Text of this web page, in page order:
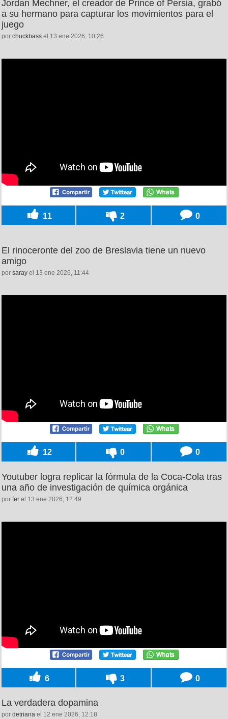
Jordan Mechner, el creador de Prince of Persia, grabó
a su hermano para capturar los movimientos para el
juego
por chuckbass el 13 ene 2026, 10:26
11 2 0
El rinoceronte del zoo de Breslavia tiene un nuevo
amigo
por saray el 13 ene 2026, 11:44
12 0 0
Youtuber logra replicar la fórmula de la Coca-Cola tras
una año de investigación de química orgánica
por fer el 13 ene 2026, 12:49
6 3 0
La verdadera dopamina
por detriana el 12 ene 2026, 12:18